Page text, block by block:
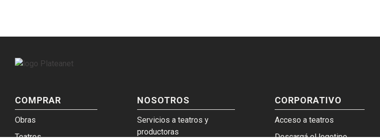
COMPRAR
Obras
NOSOTROS
Servicios a teatros y
productoras
CORPORATIVO
Acceso a teatros